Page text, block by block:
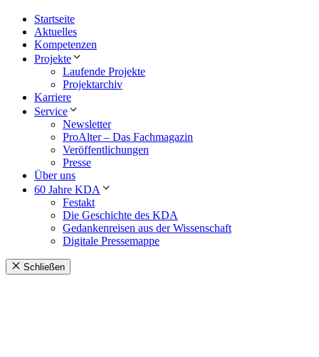
Startseite
Aktuelles
Kompetenzen
Projekte
Laufende Projekte
Projektarchiv
Karriere
Service
Newsletter
ProAlter – Das Fachmagazin
Veröffentlichungen
Presse
Über uns
60 Jahre KDA
Festakt
Die Geschichte des KDA
Gedankenreisen aus der Wissenschaft
Digitale Pressemappe
Schließen